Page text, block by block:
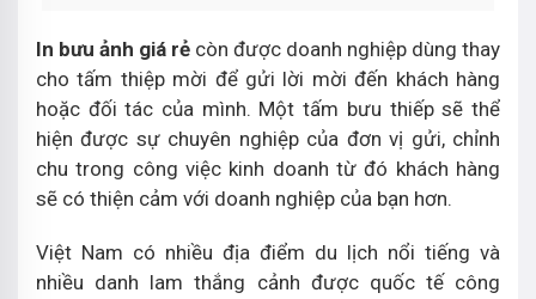
In bưu ảnh giá rẻ còn được doanh nghiệp dùng thay
cho tấm thiệp mời để gửi lời mời đến khách hàng
hoặc đối tác của mình. Một tấm bưu thiếp sẽ thể
hiện được sự chuyên nghiệp của đơn vị gửi, chỉnh
chu trong công việc kinh doanh từ đó khách hàng
sẽ có thiện cảm với doanh nghiệp của bạn hơn.
Việt Nam có nhiều địa điểm du lịch nổi tiếng và
nhiều danh lam thắng cảnh được quốc tế công